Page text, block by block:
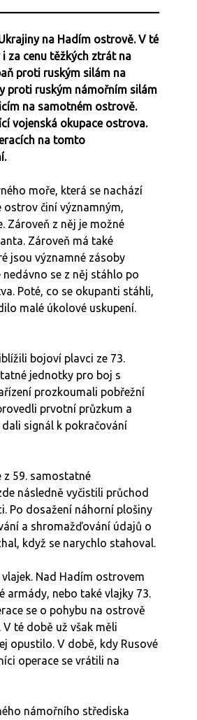
na Hadím ostrově. V té
za cenu těžkých ztrát na
proti ruským silám na
proti ruským námořním silám
na samotném ostrově.
vojenská okupace ostrova.
na tomto
moře, která se nachází
činí významným,
Zároveň z něj je možné
Zároveň má také
jsou významné zásoby
se z něj stáhlo po
Poté, co se okupanti stáhli,
malé úkolové uskupení.
bojoví plavci ze 73.
jednotky pro boj s
prozkoumali pobřežní
prvotní průzkum a
signál k pokračování
z 59. samostatné
následně vyčistili průchod
Po dosažení náhorní plošiny
a shromažďování údajů o
když se narychlo stahoval.
Nad Hadím ostrovem
armády, nebo také vlajky 73.
se o pohybu na ostrově
té době už však měli
opustilo. V době, kdy Rusové
operace se vrátili na
námořního střediska